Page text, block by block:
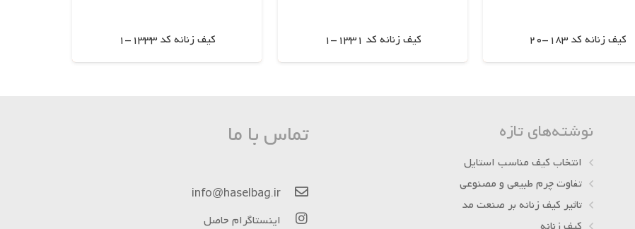
کیف زنانه کد 183-20 کیف زنانه کد 1331-1 کیف زنانه کد 1333-1
نوشته‌های تازه
انتخاب کیف مناسب استایل
تفاوت چرم طبیعی و مصنوعی
تاثیر کیف زنانه بر صنعت مد
تماس با ما
info@haselbag.ir
اینستاگرام حاصل